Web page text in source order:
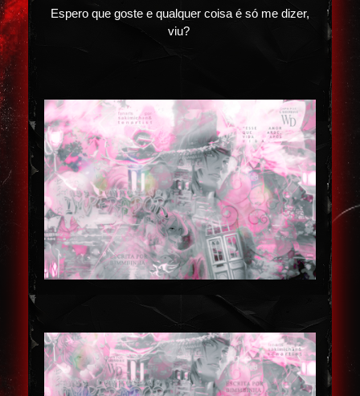
Espero que goste e qualquer coisa é só me dizer,
viu?